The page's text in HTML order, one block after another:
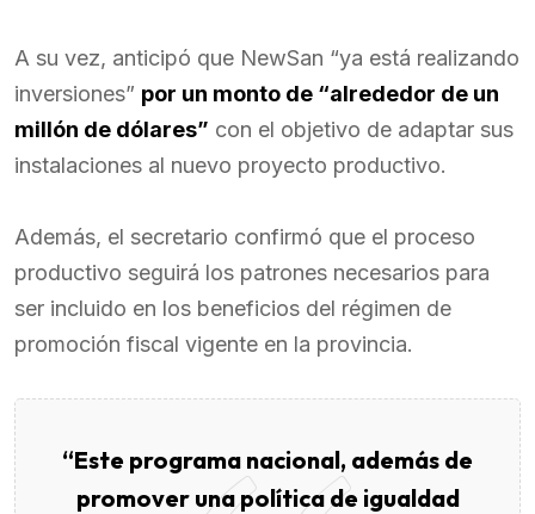
A su vez, anticipó que NewSan “ya está realizando
inversiones” por un monto de “alrededor de un
millón de dólares” con el objetivo de adaptar sus
instalaciones al nuevo proyecto productivo.
Además, el secretario confirmó que el proceso
productivo seguirá los patrones necesarios para
ser incluido en los beneficios del régimen de
promoción fiscal vigente en la provincia.
“Este programa nacional, además de
promover una política de igualdad